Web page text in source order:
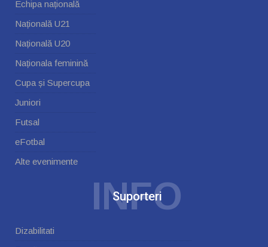
Echipa națională
Națională U21
Națională U20
Naționala feminină
Cupa și Supercupa
Juniori
Futsal
eFotbal
Alte evenimente
Suporteri
INFO
Dizabilitati